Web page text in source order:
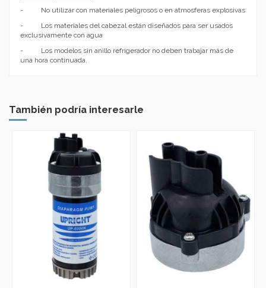
- No utilizar con materiales peligrosos o en atmosferas explosivas
- Los materiales del cabezal están diseñados para ser usados
exclusivamente con agua
- Los modelos sin anillo refrigerador no deben trabajar más de
una hora continuada.
También podría interesarle